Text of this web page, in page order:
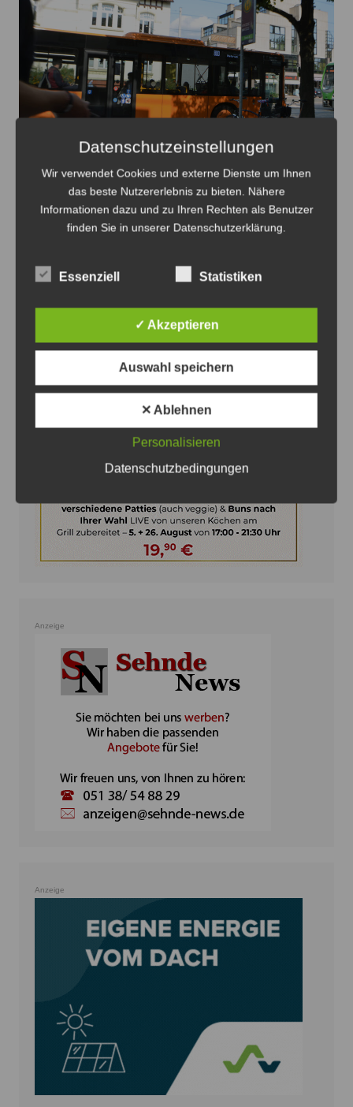
Buslinie 390 Haltestellen zwischen
Rethen/Bahnhof und
Müllingen/Sarstedter Straße entfallen
Anzeige
Anzeige
Datenschutzeinstellungen
Wir verwendet Cookies und externe Dienste um Ihnen
das beste Nutzererlebnis zu bieten. Nähere
Informationen dazu und zu Ihren Rechten als Benutzer
finden Sie in unserer Datenschutzerklärung.
Essenziell Statistiken
✓ Akzeptieren
Auswahl speichern
✕ Ablehnen
Personalisieren
Datenschutzbedingungen